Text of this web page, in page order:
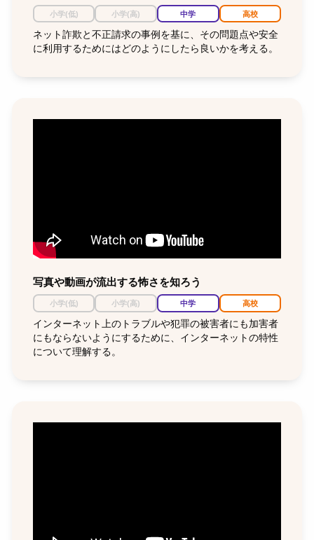
小学(低) 小学(高) 中学 高校
ネット詐欺と不正請求の事例を基に、その問題点や安全
に利用するためにはどのようにしたら良いかを考える。
写真や動画が流出する怖さを知ろう
小学(低) 小学(高) 中学 高校
インターネット上のトラブルや犯罪の被害者にも加害者
にもならないようにするために、インターネットの特性
について理解する。